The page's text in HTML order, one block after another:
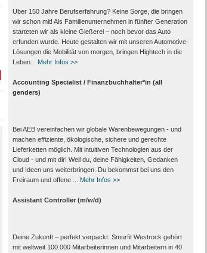
Über 150 Jahre Berufserfahrung? Keine Sorge, die bringen
wir schon mit! Als Familienunternehmen in fünfter Generation
starteten wir als kleine Gießerei – noch bevor das Auto
erfunden wurde. Heute gestalten wir mit unseren Automotive-
Lösungen die Mobilität von morgen, bringen Hightech in die
Leben...
Mehr Infos >>
Accounting Specialist / Finanzbuchhalter*in (all
genders)
Bei AEB vereinfachen wir globale Warenbewegungen - und
machen effiziente, ökologische, sichere und gerechte
Lieferketten möglich. Mit intuitiven Technologien aus der
Cloud - und mit dir! Weil du, deine Fähigkeiten, Gedanken
und Ideen uns weiterbringen. Du bekommst bei uns den
Freiraum und offene ...
Mehr Infos >>
Assistant Controller (m/w/d)
Deine Zukunft – perfekt verpackt. Smurfit Westrock gehört
mit weltweit 100.000 Mitarbeiter­innen und Mitarbeitern in 40